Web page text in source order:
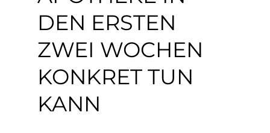
DEN ERSTEN
ZWEI WOCHEN
KONKRET TUN
KANN